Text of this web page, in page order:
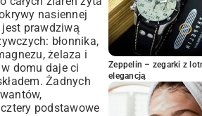
smak: Suszone
Głębia smaku i
Pieczenia
błędów podczas
nasiennej
prawdziwą
błonnika,
żelaza i
domu daje ci
Żadnych
podstawowe
Zeppelin – zegarki z
elegancją